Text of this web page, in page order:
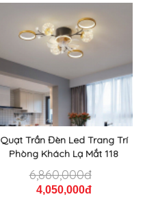
Quạt Trần Đèn Led Trang Trí
Phòng Khách Lạ Mắt 118
6,860,000đ
4,050,000đ